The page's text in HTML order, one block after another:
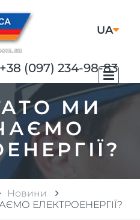
UA
+38 (097) 234-98-83
МИ
Новини
ЕЛЕКТРОЕНЕРГІЇ?